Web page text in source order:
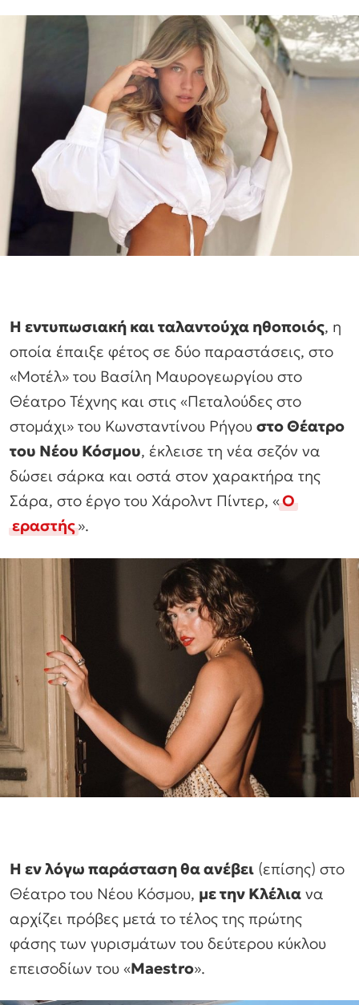
Η εντυπωσιακή και ταλαντούχα ηθοποιός, η
οποία έπαιξε φέτος σε δύο παραστάσεις, στο
«Μοτέλ» του Βασίλη Μαυρογεωργίου στο
Θέατρο Τέχνης και στις «Πεταλούδες στο
στομάχι» του Κωνσταντίνου Ρήγου στο Θέατρο
του Νέου Κόσμου, έκλεισε τη νέα σεζόν να
δώσει σάρκα και οστά στον χαρακτήρα της
Σάρα, στο έργο του Χάρολντ Πίντερ, «Ο
εραστής».
Η εν λόγω παράσταση θα ανέβει (επίσης) στο
Θέατρο του Νέου Κόσμου, με την Κλέλια να
αρχίζει πρόβες μετά το τέλος της πρώτης
φάσης των γυρισμάτων του δεύτερου κύκλου
επεισοδίων του «Maestro».